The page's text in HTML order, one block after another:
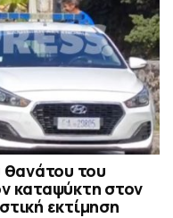
θανάτου του
καταψύκτη στον
εκτίμηση